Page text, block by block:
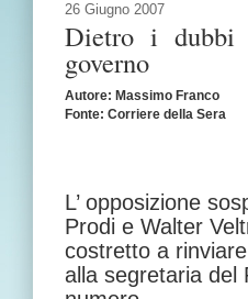
26 Giugno 2007
Dietro i dubbi
governo
Autore: Massimo Franco
Fonte: Corriere della Sera
L’ opposizione
Prodi e Walter
costretto a
alla segretaria del